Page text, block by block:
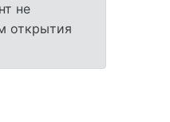
не
открытия